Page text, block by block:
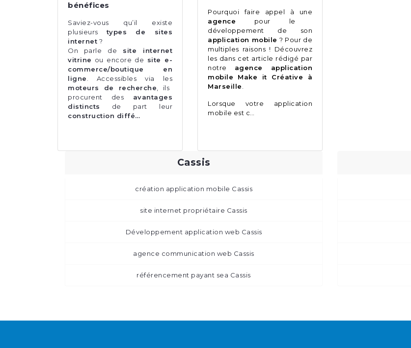
bénéfices
Saviez-vous qu’il existe
plusieurstypes de sites
internet ?
On parle de site internet
vitrine ou encore de site e-
commerce/boutique en
ligne. Accessibles via les
moteurs de recherche, ils
procurent des avantages
distincts de part leur
construction diffé…
Pourquoi faire appel à une
agence pour le
développement de son
application mobile ? Pour de
multiples raisons ! Découvrez
les dans cet article rédigé par
notre agence application
mobile Make it Créative à
Marseille.
Lorsque votre application
mobile est c…
Cassis
création application mobile Cassis
site internet propriétaire Cassis
Développement application web Cassis
agence communication web Cassis
référencement payant sea Cassis